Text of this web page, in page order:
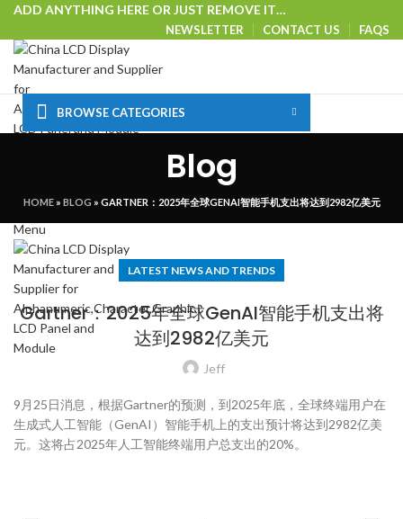
ADD ANYTHING HERE OR JUST REMOVE IT…
NEWSLETTER CONTACT US FAQS
Wishlist
Menu
BROWSE CATEGORIES
VISIT OUR WEBSITE
Blog
HOME» BLOG » GARTNER：2025年全球GENAI智能手机支出将达到2982亿美元
LATEST NEWS AND TRENDS
Gartner：2025年全球GenAI智能手机支出将
达到2982亿美元
Jeff
9月25日消息，根据Gartner的预测，到2025年底，全球终端用户在
生成式人工智能（GenAI）智能手机上的支出预计将达到2982亿美
元。这将占2025年人工智能终端用户总支出的20%。